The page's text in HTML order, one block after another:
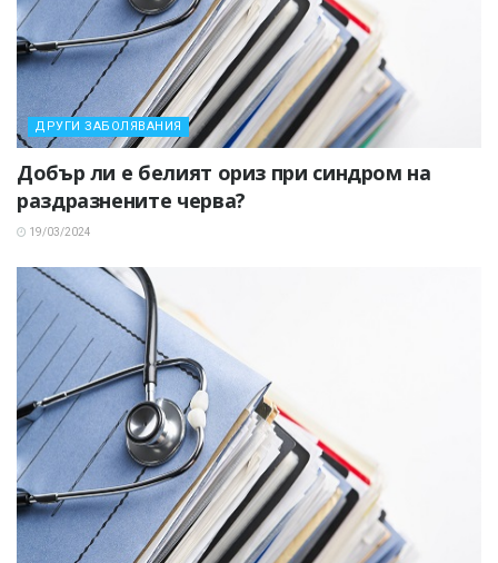
ДРУГИ ЗАБОЛЯВАНИЯ
Добър ли е белият ориз при синдром на
раздразнените черва?
19/03/2024